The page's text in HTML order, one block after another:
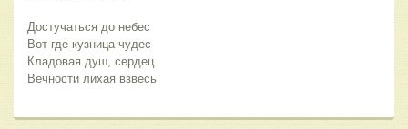
Достучаться до небес
Вот где кузница чудес
Кладовая душ, сердец
Вечности лихая взвесь